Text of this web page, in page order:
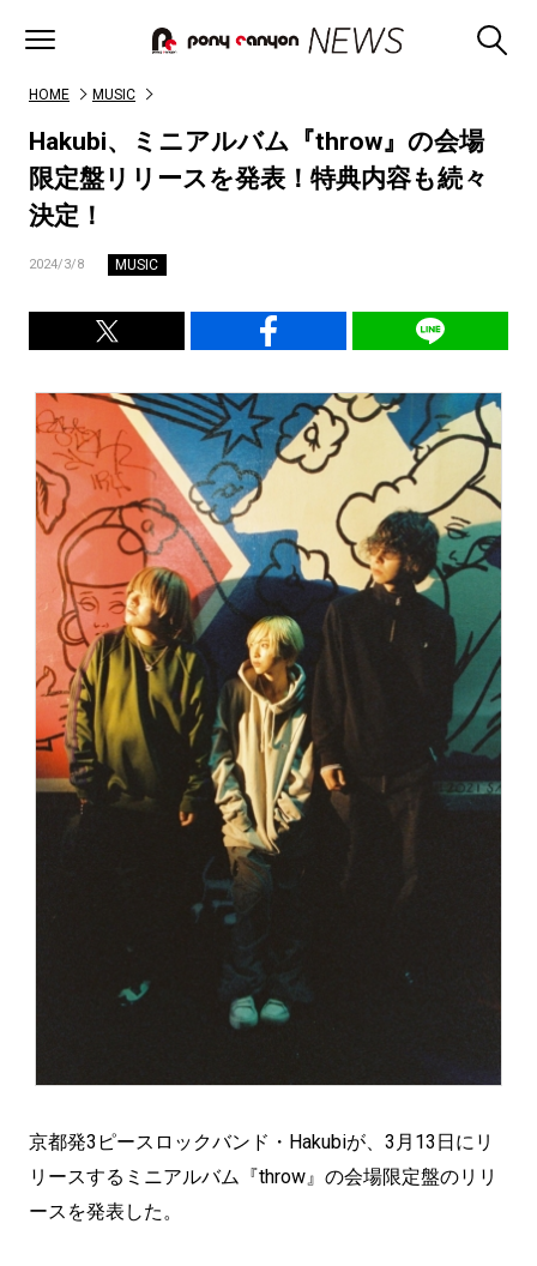
HOME MUSIC
Hakubi、ミニアルバム『throw』の会場
限定盤リリースを発表！特典内容も続々
決定！
2024/3/8 MUSIC
京都発3ピースロックバンド・Hakubiが、3月13日にリ
リースするミニアルバム『throw』の会場限定盤のリリ
ースを発表した。